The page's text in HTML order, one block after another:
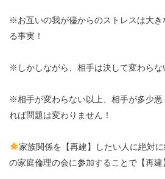
※お互いの我が儘からのストレスは大
る事実！
※しかしながら、相手は決して変わらな
※相手が変わらない以上、相手が多少悪
れば問題は変わりません！
家族関係を【再建】したい人に絶対
の家庭倫理の会に参加することで【再建